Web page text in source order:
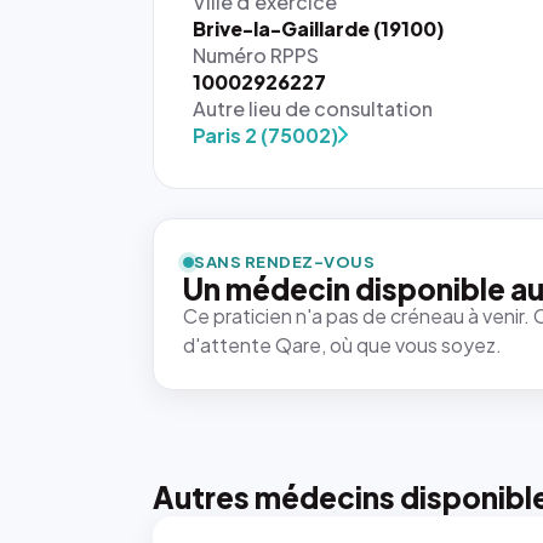
Brive-la-Gaillarde (19100)
Numéro RPPS
10002926227
Autre lieu de consultation
Paris 2 (75002)
SANS RENDEZ-VOUS
Un médecin disponible
Ce praticien n'a pas de créneau à
d'attente Qare, où que vous soyez.
Autres médecins
rendue par
`.profile-
picture`,
et un
rapport 1:1
qui reste
juste à
photo est
recadrée